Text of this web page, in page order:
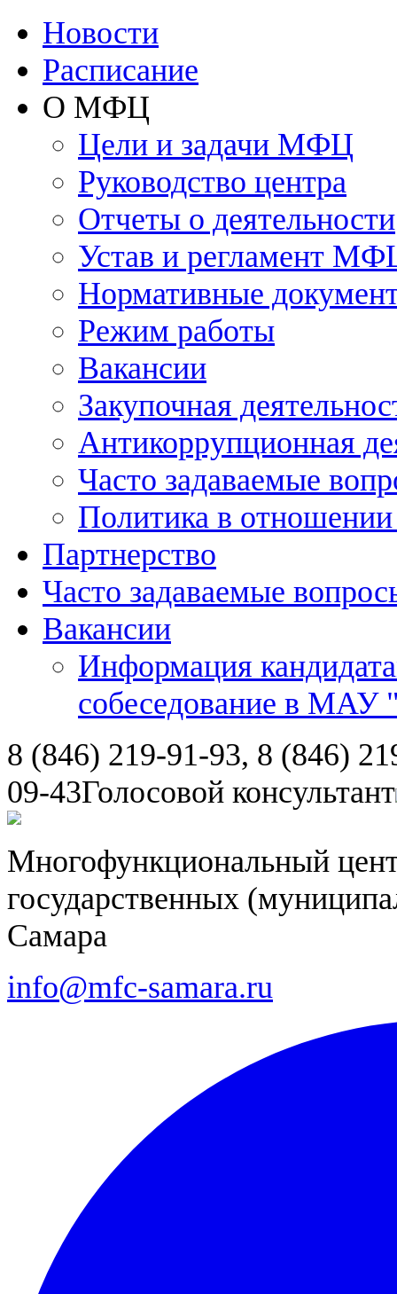
Новости
Расписание
О МФЦ
Цели и задачи МФЦ
Руководство центра
Отчеты о деятельности
Устав и регламент
Нормативные
Режим работы
Вакансии
Закупочная
Антикоррупционная
Часто задаваемые
Политика в
Партнерство
Часто задаваемые
Вакансии
Информация
собеседование в
8 (846) 219-91-93, 8 (846)
09-43Голосовой консультант
Многофункциональный
государственных
Самара
info@mfc-samara.ru